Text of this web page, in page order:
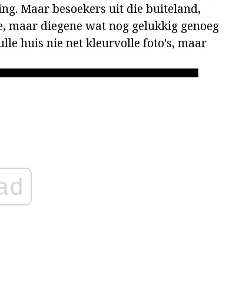
Maar besoekers uit die buiteland,
maar diegene wat nog gelukkig genoeg
huis nie net kleurvolle foto's, maar